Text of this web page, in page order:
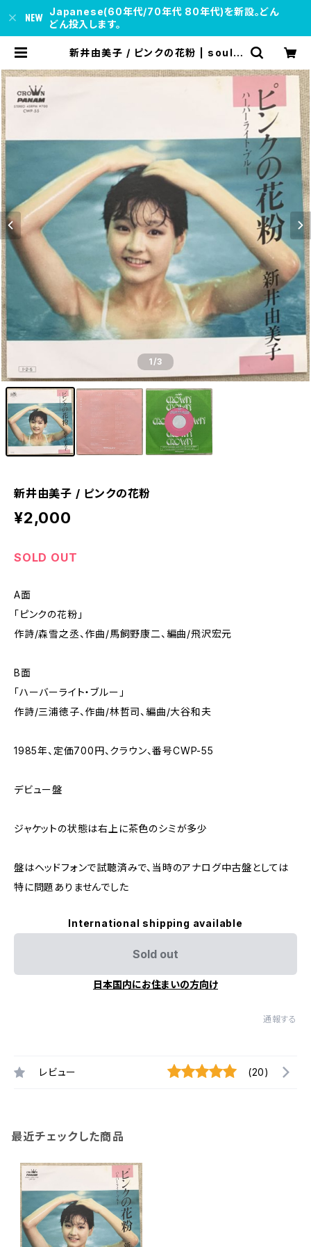
Japanese(60年代/70年代 80年代)を新設。どん
どん投入します。
新井由美子 / ピンクの花粉 | soul r
1/3
新井由美子 / ピンクの花粉
¥2,000
SOLD OUT
A面
「ピンクの花粉」
作詩/森雪之丞、作曲/馬飼野康二、編曲/飛沢宏元
B面
「ハーバーライト・ブルー」
作詩/三浦徳子、作曲/林哲司、編曲/大谷和夫
1985年、定価700円、クラウン、番号CWP-55
デビュー盤
ジャケットの状態は右上に茶色のシミが多少
盤はヘッドフォンで試聴済みで、当時のアナログ中古盤としては
特に問題ありませんでした
International shipping available
Sold out
日本国内にお住まいの方向け
通報する
レビュー (20)
最近チェックした商品